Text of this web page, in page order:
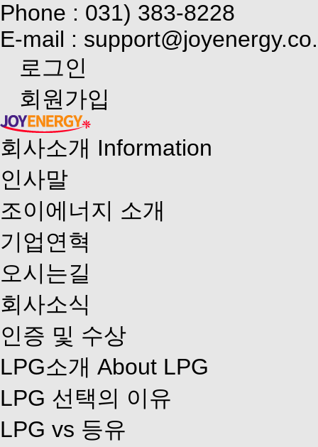
Phone : 031) 383-8228
E-mail :
로그인
회원가입
회사소개 Information
인사말
조이에너지 소개
기업연혁
오시는길
회사소식
인증 및 수상
LPG소개 About LPG
LPG 선택의 이유
LPG vs 등유